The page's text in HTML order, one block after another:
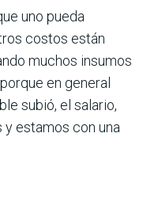
uno pueda
costos están
muchos insumos
en general
subió, el salario,
y estamos con una